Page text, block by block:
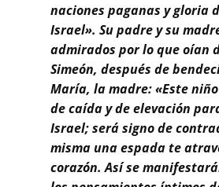
naciones paganas y gloria
Israel». Su padre y su
admirados por lo que oían
Simeón, después de
María, la madre: «Este
de caída y de elevación
Israel; será signo de
misma una espada te
corazón. Así se